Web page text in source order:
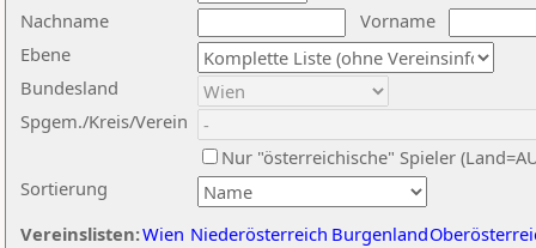
Nachname
Vorname
Ebene
Sortierung
Bundesland
Spgem./Kreis/Verein
Nur "österreichische" Spieler
Vereinslisten:Wien Niederösterreich Burgenland